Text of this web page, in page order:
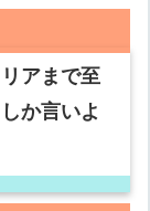
アまで至
か言いよ